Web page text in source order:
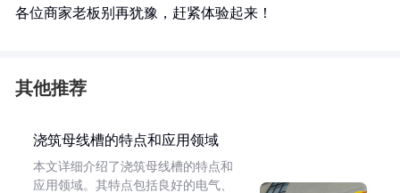
各位商家老板别再犹豫，赶紧体验起来！
其他推荐
浇筑母线槽的特点和应用领域
本文详细介绍了浇筑母线槽的特点和
应用领域。其特点包括良好的电气、